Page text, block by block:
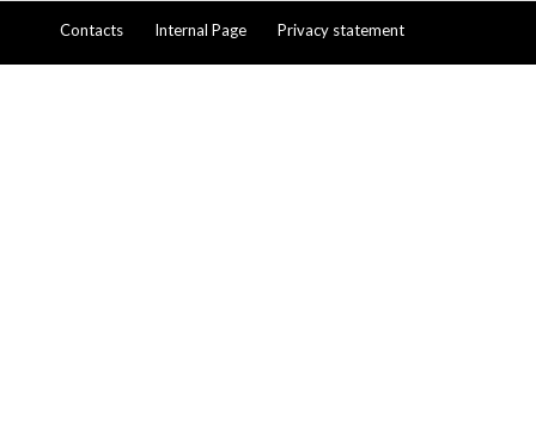
Contacts Internal Page Privacy statement